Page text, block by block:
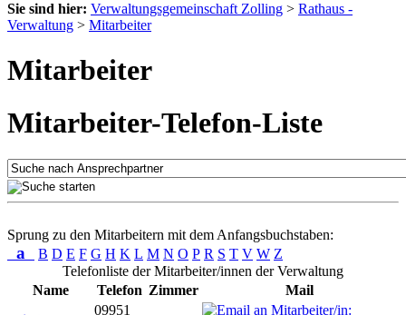
Sie sind hier: Verwaltungsgemeinschaft Zolling > Rathaus -
Verwaltung > Mitarbeiter
Mitarbeiter
Mitarbeiter-Telefon-Liste
Sprung zu den Mitarbeitern mit dem Anfangsbuchstaben:
a B D E F G H K L M N O P R S T V W Z
Telefonliste der Mitarbeiter/innen der Verwaltung
Name
Telefon Zimmer
Mail
09951